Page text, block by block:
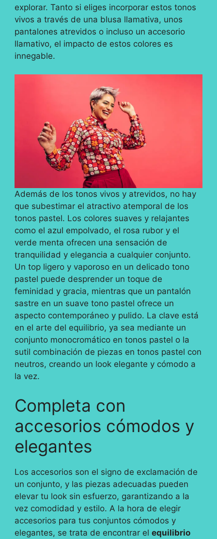
explorar. Tanto si eliges incorporar estos tonos
vivos a través de una blusa llamativa, unos
pantalones atrevidos o incluso un accesorio
llamativo, el impacto de estos colores es
innegable.
Además de los tonos vivos y atrevidos, no hay
que subestimar el atractivo atemporal de los
tonos pastel. Los colores suaves y relajantes
como el azul empolvado, el rosa rubor y el
verde menta ofrecen una sensación de
tranquilidad y elegancia a cualquier conjunto.
Un top ligero y vaporoso en un delicado tono
pastel puede desprender un toque de
feminidad y gracia, mientras que un pantalón
sastre en un suave tono pastel ofrece un
aspecto contemporáneo y pulido. La clave está
en el arte del equilibrio, ya sea mediante un
conjunto monocromático en tonos pastel o la
sutil combinación de piezas en tonos pastel con
neutros, creando un look elegante y cómodo a
la vez.
Completa con
accesorios cómodos y
elegantes
Los accesorios son el signo de exclamación de
un conjunto, y las piezas adecuadas pueden
elevar tu look sin esfuerzo, garantizando a la
vez comodidad y estilo. A la hora de elegir
accesorios para tus conjuntos cómodos y
elegantes, se trata de encontrar el equilibrio